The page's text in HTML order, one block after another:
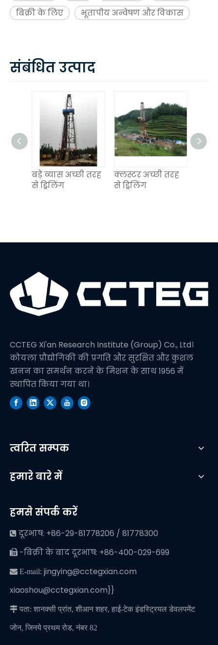
बिक्री के लिए
भूतापीय अन्वेषण और विकास
संबंधित उत्पाद
बड़े व्यास अच्छी तरह
से ड्रिलिंग
क्लस्टर अच्छी तरह
से ड्रिलिंग
CCTEG Xi'an Research Institute (Group) Co., Ltd।
कोयला प्रौद्योगिकी की प्रगति और सुरक्षित और कुशल
खनन का समर्थन करने के मिशन के साथ 1956 में
स्थापित किया गया था।
त्वरित सम्पक
हमारे बारे में
हमसे संपर्क करें
 दूरभाष: +86-29-81778206 / 81778300
 -बिक्री के बाद दूरभाष: +86-400-029-699
 E-mail: jingying@cctegxian.com
xiaoshou@cctegxian.com}}
 पता: शानक्सी प्रांत, शीआन शहर, हाई-टेक इंडस्ट्रियल डेवलपमेंट
जोन, जिनये प्रथम रोड, नंबर 82